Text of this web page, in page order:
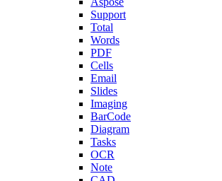
Support
Total
Words
PDF
Cells
Email
Slides
Imaging
BarCode
Diagram
Tasks
OCR
Note